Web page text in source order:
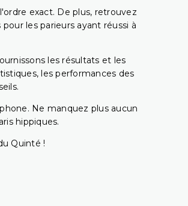
exact. De plus, retrouvez
les parieurs ayant réussi à
les résultats et les
les performances des
Ne manquez plus aucun
hippiques.
Quinté !